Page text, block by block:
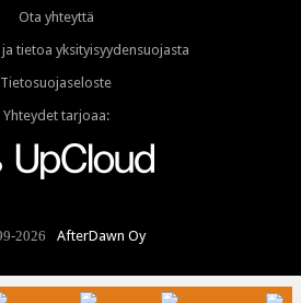
Ota yhteyttä
tietoa yksityisyydensuojasta
Tietosuojaseloste
Yhteydet tarjoaa:
2026 AfterDawn Oy